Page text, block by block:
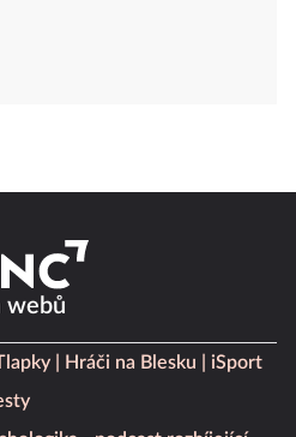
webů
Hráči na Blesku
iSport